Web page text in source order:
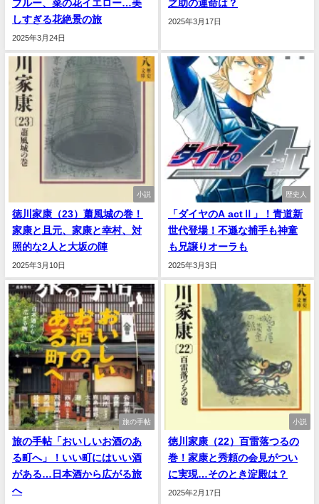
ブルー、菜の花イエロー…美
しすぎる花絶景の旅
2025年3月24日
之助の運命は？
2025年3月17日
小説
徳川家康（23）蕭風城の巻！
家康と且元、家康と幸村、対
照的な2人と大坂の陣
2025年3月10日
歴史人
「ダイヤのA actⅡ」！青道新
世代登場！不遜な捕手も神童
も兄譲りオーラも
2025年3月3日
旅の手帖
旅の手帖「おいしいお酒のあ
る町へ」！いい町にはいい酒
がある…日本酒から広がる旅
へ
小説
徳川家康（22）百雷落つるの
巻！家康と秀頼の会見がつい
に実現…そのとき淀殿は？
2025年2月17日